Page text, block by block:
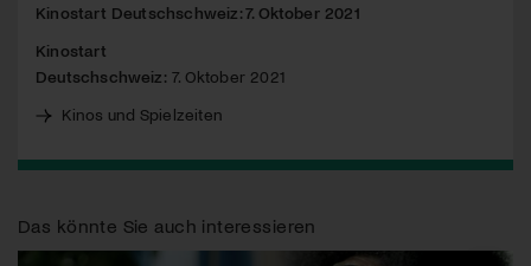
Kinostart Deutschschweiz: 7. Oktober 2021
Kinostart
Deutschschweiz: 7. Oktober 2021
Kinos und Spielzeiten
Das könnte Sie auch interessieren